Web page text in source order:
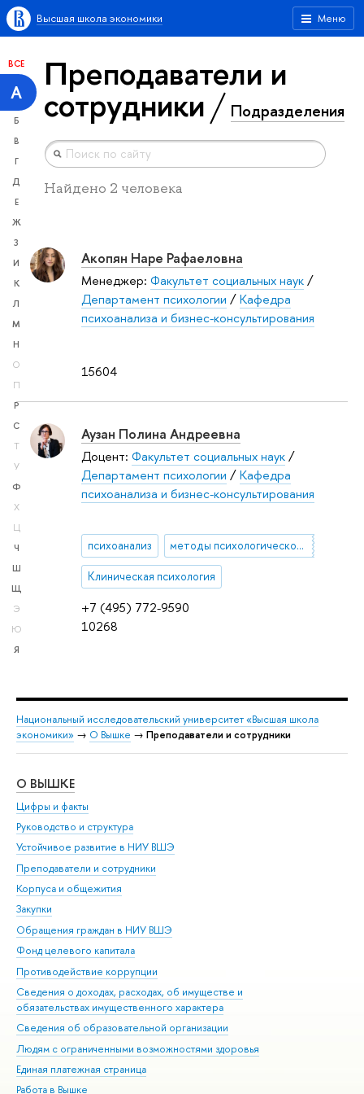
Меню
Высшая школа экономики
ВСЕ
А
Б
В
Г
Д
Е
Ж
З
И
К
Л
М
Н
О
П
Р
С
Т
У
Ф
Х
Ц
Ч
Ш
Щ
Э
Ю
Я
Преподаватели и
сотрудники Подразделения
Найдено 2 человека
15604
Акопян Наре Рафаеловна
Менеджер: Факультет социальных наук/
Департамент психологии /Кафедра
психоанализа и бизнес-консультирования
+7 (495) 772-9590
10268
Аузан Полина Андреевна
Доцент: Факультет социальных наук/
Департамент психологии /Кафедра
психоанализа и бизнес-консультирования
психоанализ методы психологической коррекции
Клиническая психология
Национальный исследовательский университет «Высшая школа
экономики» → О Вышке → Преподаватели и сотрудники
О ВЫШКЕ
Цифры и факты
Руководство и структура
Устойчивое развитие в НИУ ВШЭ
Преподаватели и сотрудники
Корпуса и общежития
Закупки
Обращения граждан в НИУ ВШЭ
Фонд целевого капитала
Противодействие коррупции
Сведения о доходах, расходах, об имуществе и
обязательствах имущественного характера
Сведения об образовательной организации
Людям с ограниченными возможностями здоровья
Единая платежная страница
Работа в Вышке